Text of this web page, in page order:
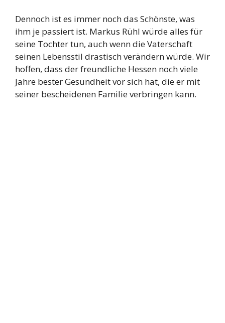
Dennoch ist es immer noch das Schönste, was
ihm je passiert ist. Markus Rühl würde alles für
seine Tochter tun, auch wenn die Vaterschaft
seinen Lebensstil drastisch verändern würde. Wir
hoffen, dass der freundliche Hessen noch viele
Jahre bester Gesundheit vor sich hat, die er mit
seiner bescheidenen Familie verbringen kann.